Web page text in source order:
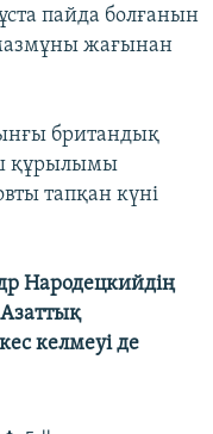
пайда болғанын
жағынан
британдық
құрылымы
тапқан күні
Народецкийдің
келмеуі де